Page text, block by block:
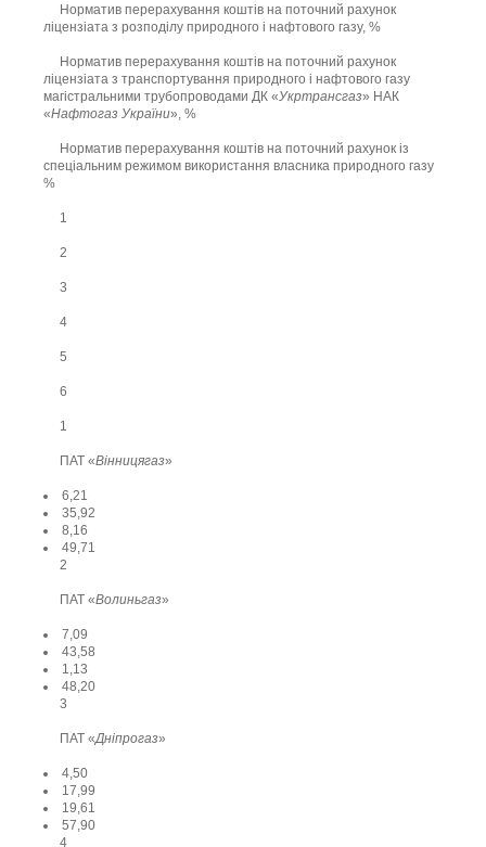
Норматив перерахування коштів на поточний рахунок
ліцензіата з розподілу природного і нафтового газу, %
Норматив перерахування коштів на поточний рахунок
ліцензіата з транспортування природного і нафтового газу
магістральними трубопроводами ДК «Укртрансгаз» НАК
«Нафтогаз України», %
Норматив перерахування коштів на поточний рахунок із
спеціальним режимом використання власника природного газу
%
1
2
3
4
5
6
1
ПАТ «Вінницягаз»
6,21
35,92
8,16
49,71
2
ПАТ «Волиньгаз»
7,09
43,58
1,13
48,20
3
ПАТ «Дніпрогаз»
4,50
17,99
19,61
57,90
4